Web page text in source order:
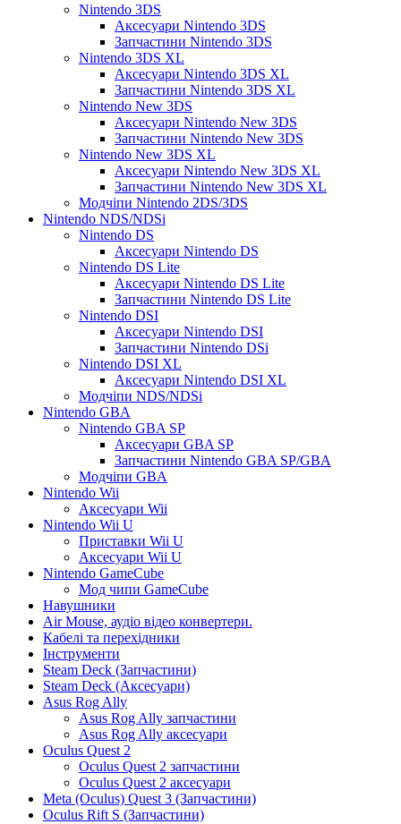
Nintendo 3DS
Аксесуари Nintendo 3DS
Запчастини Nintendo 3DS
Nintendo 3DS XL
Аксесуари Nintendo 3DS XL
Запчастини Nintendo 3DS XL
Nintendo New 3DS
Аксесуари Nintendo New 3DS
Запчастини Nintendo New 3DS
Nintendo New 3DS XL
Аксесуари Nintendo New 3DS XL
Запчастини Nintendo New 3DS XL
Модчіпи Nintendo 2DS/3DS
Nintendo NDS/NDSi
Nintendo DS
Аксесуари Nintendo DS
Nintendo DS Lite
Аксесуари Nintendo DS Lite
Запчастини Nintendo DS Lite
Nintendo DSI
Аксесуари Nintendo DSI
Запчастини Nintendo DSi
Nintendo DSI XL
Аксесуари Nintendo DSI XL
Модчіпи NDS/NDSi
Nintendo GBA
Nintendo GBA SP
Аксесуари GBA SP
Запчастини Nintendo GBA SP/GBA
Модчіпи GBA
Nintendo Wii
Аксесуари Wii
Nintendo Wii U
Приставки Wii U
Аксесуари Wii U
Nintendo GameCube
Мод чипи GameCube
Навушники
Air Mouse, аудіо відео конвертери.
Кабелі та перехідники
Інструменти
Steam Deck (Запчастини)
Steam Deck (Аксесуари)
Asus Rog Ally
Asus Rog Ally запчастини
Asus Rog Ally аксесуари
Oculus Quest 2
Oculus Quest 2 запчастини
Oculus Quest 2 аксесуари
Meta (Oculus) Quest 3 (Запчастини)
Oculus Rift S (Запчастини)